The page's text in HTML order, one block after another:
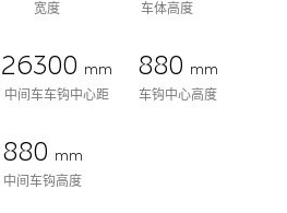
宽度
车体高度
26300 mm
中间车车钩中心距
880 mm
车钩中心高度
880 mm
中间车钩高度